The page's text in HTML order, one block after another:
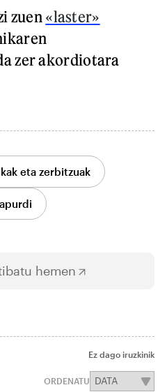
zuen «laster»
zer akordiotara
eta zerbitzuak
hemen
Ez dago iruzkinik
ORDENATU